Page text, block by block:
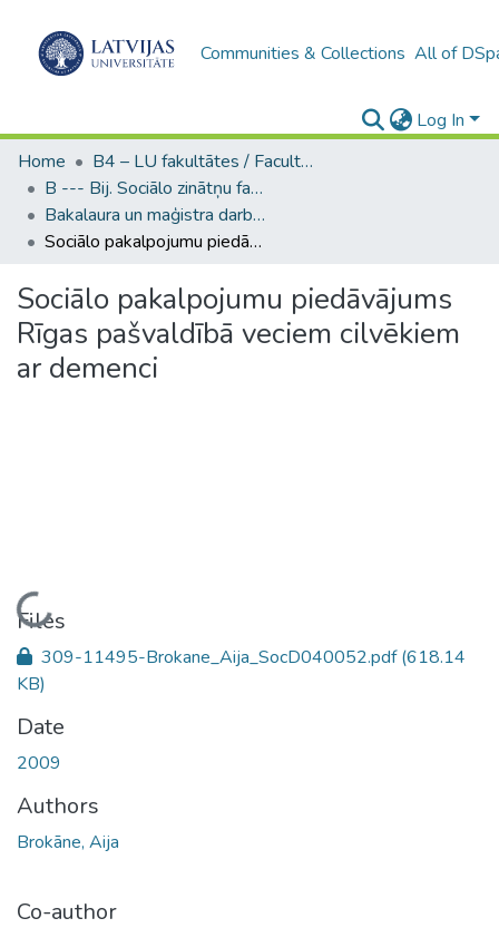
Communities & Collections All of
Log In
Home
B4 – LU fakultātes / Faculties of the UL
B --- Bij. Sociālo zinātņu fakultātes noslēguma darbi / Faculty of Social Sciences - Graduate works
Bakalaura un maģistra darbi (SZF) / Bachelor's and Master's theses
Sociālo pakalpojumu piedāvājums Rīgas pašvaldībā veciem cilvēkiem ar demenci
Sociālo pakalpojumu piedāvājums
Rīgas pašvaldībā veciem cilvēkiem
ar demenci
Loading...
Files
309-11495-Brokane_Aija_SocD040052.pdf(618.14
KB)
Date
2009
Authors
Brokāne, Aija
Co-author